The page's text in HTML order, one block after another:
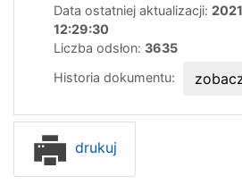
Data ostatniej aktualizacji:
12:29:30
Liczba odsłon: 3635
Historia dokumentu:
drukuj